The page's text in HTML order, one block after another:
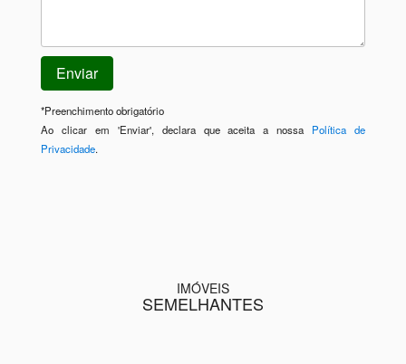
*Preenchimento obrigatório
Ao clicar em 'Enviar', declara que aceita a nossa Política de
Privacidade.
IMÓVEIS
SEMELHANTES